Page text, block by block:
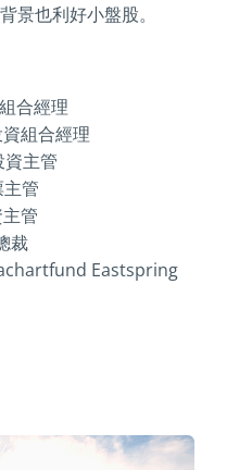
景也利好小盤股。
合經理
組合經理
主管
管
管
裁
Eastspring